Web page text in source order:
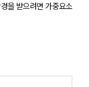
을 받으려면 가중요소